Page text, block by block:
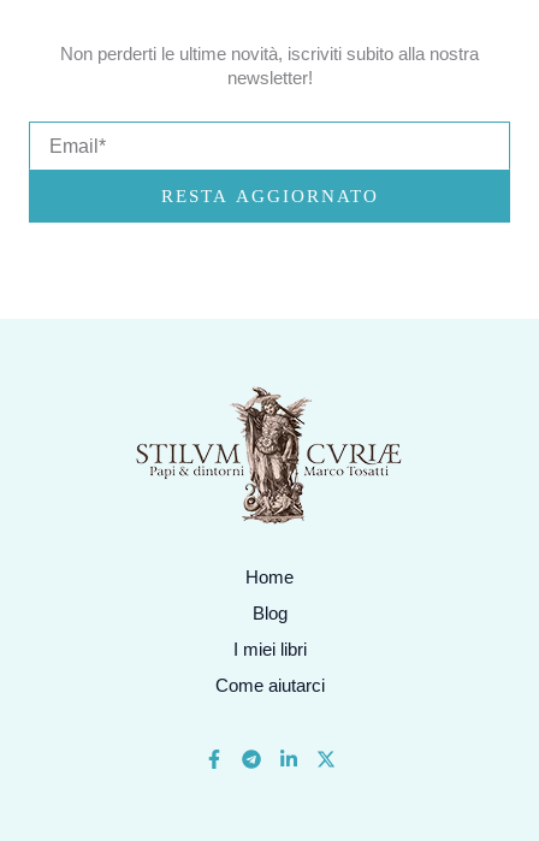
Non perderti le ultime novità, iscriviti subito alla nostra
newsletter!
RESTA AGGIORNATO
Home
Blog
I miei libri
Come aiutarci